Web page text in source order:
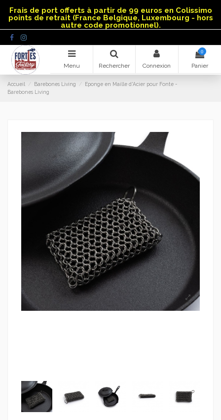
Frais de port offerts à partir de 99 euros en Colissimo
points de retrait (France Belgique, Luxembourg - hors
autre code promotionnel).
Menu Rechercher Connexion
0
Panier
Accueil Barebones Living
Eponge en Maille d'Acier pour Fonte -
Barebones Living